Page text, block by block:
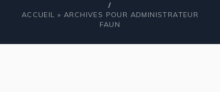
/
ACCUEIL » ARCHIVES POUR ADMINISTRATEUR
FAUN